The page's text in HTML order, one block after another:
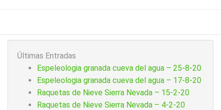
Últimas Entradas
Espeleologia granada cueva del agua – 25-8-20
Espeleologia granada cueva del agua – 17-8-20
Raquetas de Nieve Sierra Nevada – 15-2-20
Raquetas de Nieve Sierra Nevada – 4-2-20